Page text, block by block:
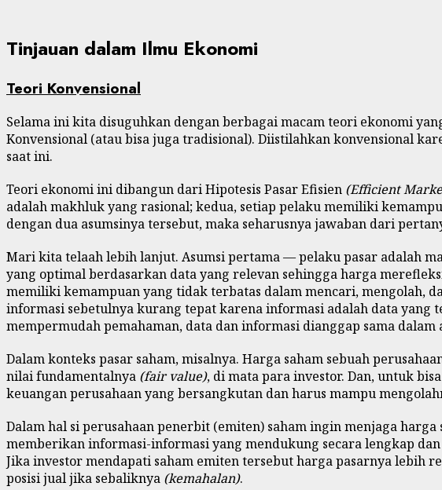
Tinjauan dalam Ilmu Ekonomi
Teori Konvensional
Selama ini kita disuguhkan dengan berbagai macam teori ekonomi
Konvensional (atau bisa juga tradisional). Diistilahkan konvensional
saat ini.
Teori ekonomi ini dibangun dari Hipotesis Pasar Efisien (Efficient
adalah makhluk yang rasional; kedua, setiap pelaku memiliki
dengan dua asumsinya tersebut, maka seharusnya jawaban dari
Mari kita telaah lebih lanjut. Asumsi pertama — pelaku pasar adalah
yang optimal berdasarkan data yang relevan sehingga harga
memiliki kemampuan yang tidak terbatas dalam mencari,
informasi sebetulnya kurang tepat karena informasi adalah data yang
mempermudah pemahaman, data dan informasi dianggap sama
Dalam konteks pasar saham, misalnya. Harga saham sebuah
nilai fundamentalnya (fair value), di mata para investor. Dan, untuk
keuangan perusahaan yang bersangkutan dan harus mampu
Dalam hal si perusahaan penerbit (emiten) saham ingin menjaga
memberikan informasi-informasi yang mendukung secara lengkap
Jika investor mendapati saham emiten tersebut harga pasarnya lebih
posisi jual jika sebaliknya (kemahalan).